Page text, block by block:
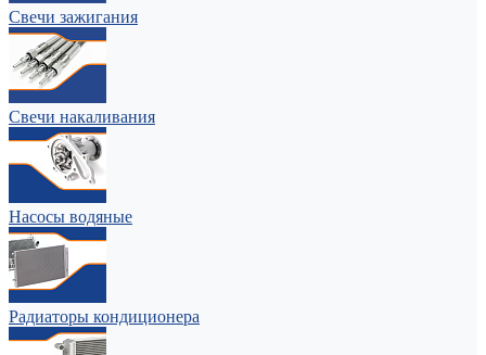
Свечи зажигания
Свечи накаливания
Насосы водяные
Радиаторы кондиционера